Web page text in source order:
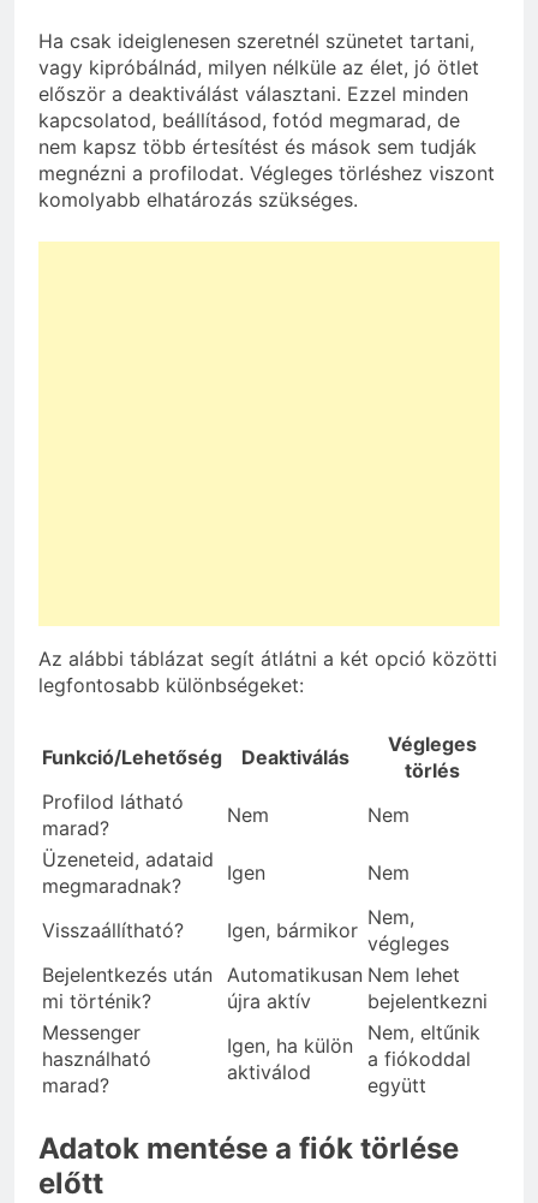
Ha csak ideiglenesen szeretnél szünetet tartani,
vagy kipróbálnád, milyen nélküle az élet, jó ötlet
először a deaktiválást választani. Ezzel minden
kapcsolatod, beállításod, fotód megmarad, de
nem kapsz több értesítést és mások sem tudják
megnézni a profilodat. Végleges törléshez viszont
komolyabb elhatározás szükséges.
Az alábbi táblázat segít átlátni a két opció közötti
legfontosabb különbségeket:
Funkció/Lehetőség Deaktiválás
Végleges
törlés
Profilod látható
marad?
Nem
Nem
Üzeneteid, adataid
megmaradnak?
Igen Nem
Visszaállítható? Igen, bármikor
Nem,
végleges
Bejelentkezés után
mi történik?
Automatikusan
újra aktív
Nem lehet
bejelentkezni
Messenger
használható
marad?
Igen, ha külön
aktiválod
Nem, eltűnik
a fiókoddal
együtt
Adatok mentése a fiók törlése
előtt